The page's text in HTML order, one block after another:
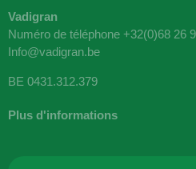
Vadigran
Numéro de téléphone +32(0)68 26
Info@vadigran.be
BE 0431.312.379
Plus d'informations